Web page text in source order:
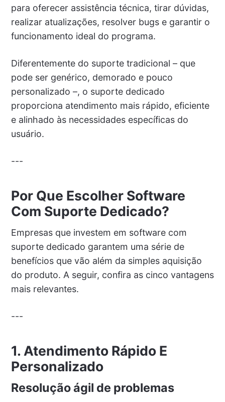
para oferecer assistência técnica, tirar dúvidas,
realizar atualizações, resolver bugs e garantir o
funcionamento ideal do programa.
Diferentemente do suporte tradicional – que
pode ser genérico, demorado e pouco
personalizado –, o suporte dedicado
proporciona atendimento mais rápido, eficiente
e alinhado às necessidades específicas do
usuário.
---
Por Que Escolher Software
Com Suporte Dedicado?
Empresas que investem em software com
suporte dedicado garantem uma série de
benefícios que vão além da simples aquisição
do produto. A seguir, confira as cinco vantagens
mais relevantes.
---
1. Atendimento Rápido E
Personalizado
Resolução ágil de problemas